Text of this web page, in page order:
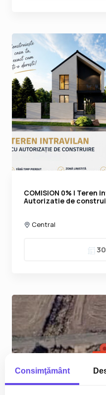
COMISION 0% | Teren
Autorizatie de
Central
Consimţământ